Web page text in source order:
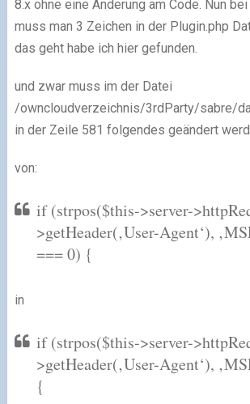
8.x ohne eine Änderung am Code. Nun
muss man 3 Zeichen in der Plugin.php
das geht habe ich hier gefunden.
und zwar muss im der Datei
/owncloudverzeichnis/3rdParty/sabre/
in der Zeile 581 folgendes geändert
von:
if (strpos($this->server-
>getHeader(‚User-Agent‘),
=== 0) {
in
if (strpos($this->server-
>getHeader(‚User-Agent‘),
{